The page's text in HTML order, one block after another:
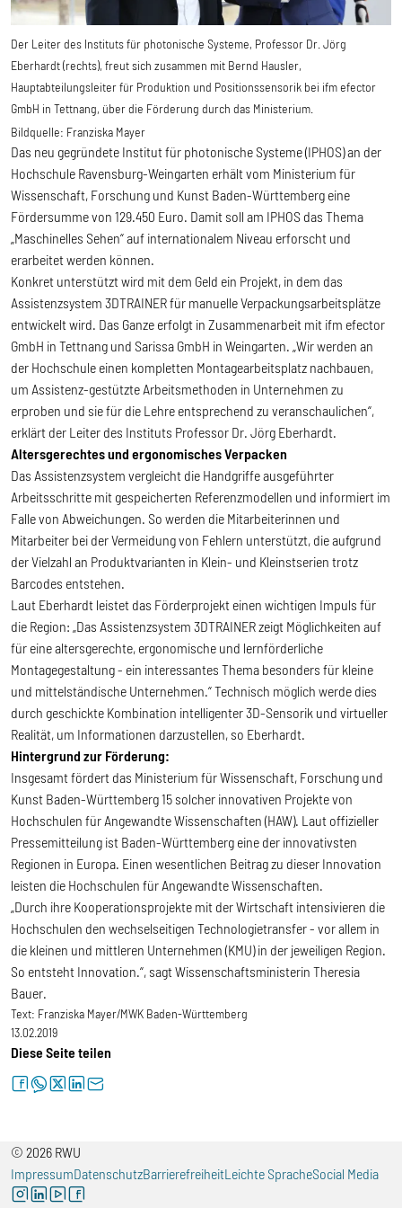
Der Leiter des Instituts für photonische Systeme, Professor Dr. Jörg
Eberhardt (rechts), freut sich zusammen mit Bernd Hausler,
Hauptabteilungsleiter für Produktion und Positionssensorik bei ifm efector
GmbH in Tettnang, über die Förderung durch das Ministerium.
Bildquelle: Franziska Mayer
Das neu gegründete Institut für photonische Systeme (IPHOS) an der
Hochschule Ravensburg-Weingarten erhält vom Ministerium für
Wissenschaft, Forschung und Kunst Baden-Württemberg eine
Fördersumme von 129.450 Euro. Damit soll am IPHOS das Thema
„Maschinelles Sehen“ auf internationalem Niveau erforscht und
erarbeitet werden können.
Konkret unterstützt wird mit dem Geld ein Projekt, in dem das
Assistenzsystem 3DTRAINER für manuelle Verpackungsarbeitsplätze
entwickelt wird. Das Ganze erfolgt in Zusammenarbeit mit ifm efector
GmbH in Tettnang und Sarissa GmbH in Weingarten. „Wir werden an
der Hochschule einen kompletten Montagearbeitsplatz nachbauen,
um Assistenz-gestützte Arbeitsmethoden in Unternehmen zu
erproben und sie für die Lehre entsprechend zu veranschaulichen“,
erklärt der Leiter des Instituts Professor Dr. Jörg Eberhardt.
Altersgerechtes und ergonomisches Verpacken
Das Assistenzsystem vergleicht die Handgriffe ausgeführter
Arbeitsschritte mit gespeicherten Referenzmodellen und informiert im
Falle von Abweichungen. So werden die Mitarbeiterinnen und
Mitarbeiter bei der Vermeidung von Fehlern unterstützt, die aufgrund
der Vielzahl an Produktvarianten in Klein- und Kleinstserien trotz
Barcodes entstehen.
Laut Eberhardt leistet das Förderprojekt einen wichtigen Impuls für
die Region: „Das Assistenzsystem 3DTRAINER zeigt Möglichkeiten auf
für eine altersgerechte, ergonomische und lernförderliche
Montagegestaltung - ein interessantes Thema besonders für kleine
und mittelständische Unternehmen.“ Technisch möglich werde dies
durch geschickte Kombination intelligenter 3D-Sensorik und virtueller
Realität, um Informationen darzustellen, so Eberhardt.
Hintergrund zur Förderung:
Insgesamt fördert das Ministerium für Wissenschaft, Forschung und
Kunst Baden-Württemberg 15 solcher innovativen Projekte von
Hochschulen für Angewandte Wissenschaften (HAW). Laut offizieller
Pressemitteilung ist Baden-Württemberg eine der innovativsten
Regionen in Europa. Einen wesentlichen Beitrag zu dieser Innovation
leisten die Hochschulen für Angewandte Wissenschaften.
„Durch ihre Kooperationsprojekte mit der Wirtschaft intensivieren die
Hochschulen den wechselseitigen Technologietransfer - vor allem in
die kleinen und mittleren Unternehmen (KMU) in der jeweiligen Region.
So entsteht Innovation.“, sagt Wissenschaftsministerin Theresia
Bauer.
Text: Franziska Mayer/MWK Baden-Württemberg
13.02.2019
Diese Seite teilen
facebookwhatsapptwitterlinkedinletter
© 2026 RWU
ImpressumDatenschutzBarrierefreiheitLeichte SpracheSocial Media
instagramlinkedinyoutubefacebook